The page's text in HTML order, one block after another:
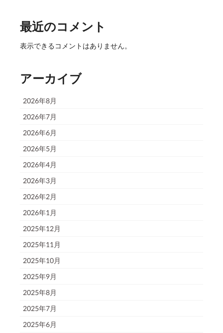
最近のコメント
表示できるコメントはありません。
アーカイブ
2026年8月
2026年7月
2026年6月
2026年5月
2026年4月
2026年3月
2026年2月
2026年1月
2025年12月
2025年11月
2025年10月
2025年9月
2025年8月
2025年7月
2025年6月